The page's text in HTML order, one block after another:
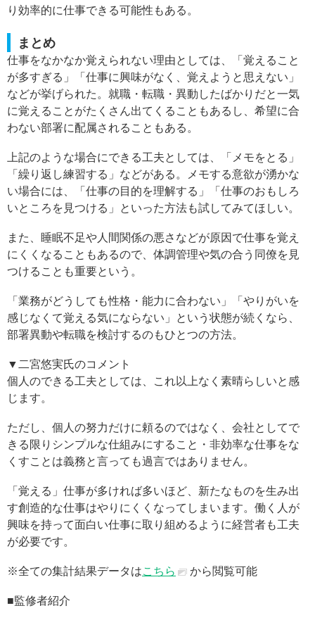
り効率的に仕事できる可能性もある。
まとめ
仕事をなかなか覚えられない理由としては、「覚えること
が多すぎる」「仕事に興味がなく、覚えようと思えない」
などが挙げられた。就職・転職・異動したばかりだと一気
に覚えることがたくさん出てくることもあるし、希望に合
わない部署に配属されることもある。
上記のような場合にできる工夫としては、「メモをとる」
「繰り返し練習する」などがある。メモする意欲が湧かな
い場合には、「仕事の目的を理解する」「仕事のおもしろ
いところを見つける」といった方法も試してみてほしい。
また、睡眠不足や人間関係の悪さなどが原因で仕事を覚え
にくくなることもあるので、体調管理や気の合う同僚を見
つけることも重要という。
「業務がどうしても性格・能力に合わない」「やりがいを
感じなくて覚える気にならない」という状態が続くなら、
部署異動や転職を検討するのもひとつの方法。
▼二宮悠実氏のコメント
個人のできる工夫としては、これ以上なく素晴らしいと感
じます。
ただし、個人の努力だけに頼るのではなく、会社としてで
きる限りシンプルな仕組みにすること・非効率な仕事をな
くすことは義務と言っても過言ではありません。
「覚える」仕事が多ければ多いほど、新たなものを生み出
す創造的な仕事はやりにくくなってしまいます。働く人が
興味を持って面白い仕事に取り組めるように経営者も工夫
が必要です。
※全ての集計結果データはこちら から閲覧可能
■監修者紹介